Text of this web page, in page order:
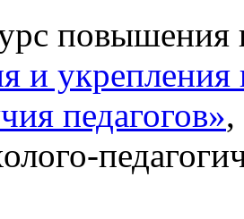
и укрепления
педагогов»,